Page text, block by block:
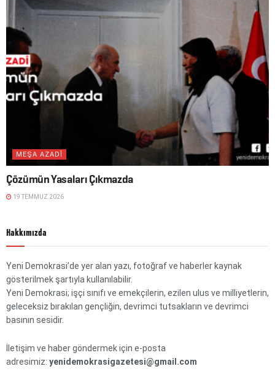
MEŞA AZADÎ
Çözümün Yasaları Çıkmazda
19 TEMMUZ 2026
Hakkımızda
Yeni Demokrasi’de yer alan yazı, fotoğraf ve haberler kaynak
gösterilmek şartıyla kullanılabilir.
Yeni Demokrasi; işçi sınıfı ve emekçilerin, ezilen ulus ve milliyetlerin,
geleceksiz bırakılan gençliğin, devrimci tutsakların ve devrimci
basının sesidir.
İletişim ve haber göndermek için e-posta
adresimiz: yenidemokrasigazetesi@gmail.com